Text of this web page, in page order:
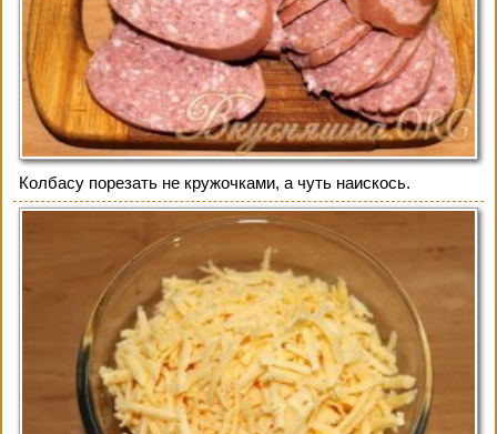
Колбасу порезать не кружочками, а чуть наискось.